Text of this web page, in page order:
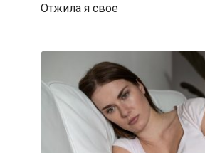
Отжила я свое